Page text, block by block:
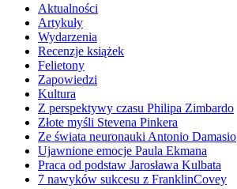
Aktualności
Artykuły
Wydarzenia
Recenzje książek
Felietony
Zapowiedzi
Kultura
Z perspektywy czasu Philipa Zimbardo
Złote myśli Stevena Pinkera
Ze świata neuronauki Antonio Damasio
Ujawnione emocje Paula Ekmana
Praca od podstaw Jarosława Kulbata
7 nawyków sukcesu z FranklinCovey